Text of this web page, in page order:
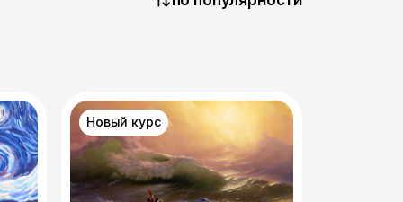
Новый курс